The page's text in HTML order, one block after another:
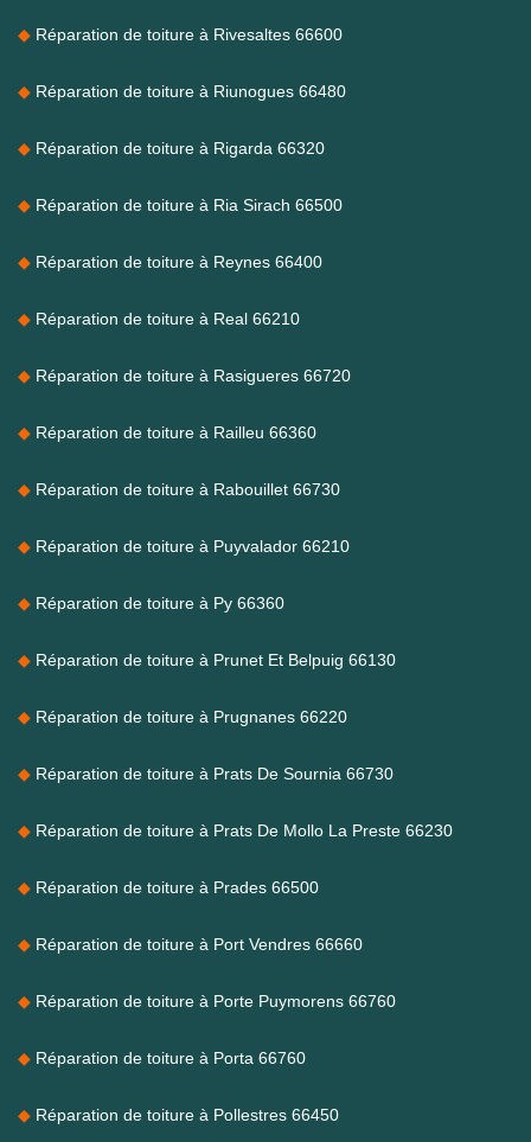
Réparation de toiture à Rivesaltes 66600
Réparation de toiture à Riunogues 66480
Réparation de toiture à Rigarda 66320
Réparation de toiture à Ria Sirach 66500
Réparation de toiture à Reynes 66400
Réparation de toiture à Real 66210
Réparation de toiture à Rasigueres 66720
Réparation de toiture à Railleu 66360
Réparation de toiture à Rabouillet 66730
Réparation de toiture à Puyvalador 66210
Réparation de toiture à Py 66360
Réparation de toiture à Prunet Et Belpuig 66130
Réparation de toiture à Prugnanes 66220
Réparation de toiture à Prats De Sournia 66730
Réparation de toiture à Prats De Mollo La Preste 66230
Réparation de toiture à Prades 66500
Réparation de toiture à Port Vendres 66660
Réparation de toiture à Porte Puymorens 66760
Réparation de toiture à Porta 66760
Réparation de toiture à Pollestres 66450